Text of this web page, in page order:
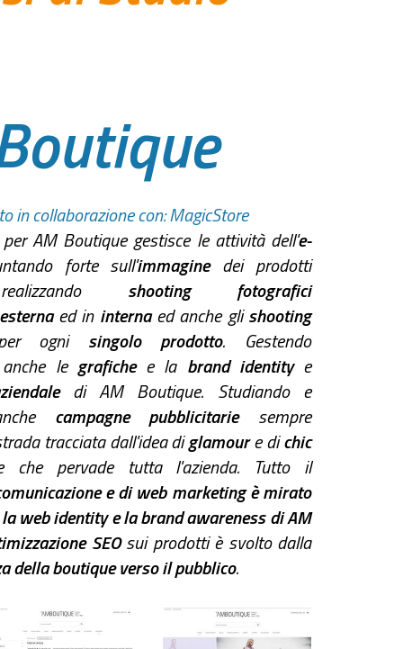
in collaborazione con:MagicStore
per AM Boutique gestisce le attività dell'e-
forte sull'immaginedei prodotti
shooting fotografici
ed in internaed anche glishooting
ognisingolo prodotto. Gestendo
anche le grafiche e la brand identity e
di AM Boutique. Studiando e
campagne pubblicitariesempre
tracciata dall'idea diglamoure dichic
che pervade tutta l'azienda. Tutto il
e di web marketing è mirato
web identity e la brand awareness di AM
SEOsui prodotti è svolto dalla
della boutique verso il pubblico.